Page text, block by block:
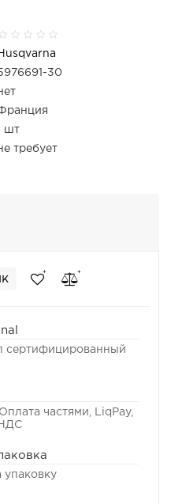
30
шт
требует
сертифицированный
частями, LiqPay,
упаковку